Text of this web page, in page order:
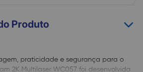
Produto
praticidade e segurança para o
2K Multilaser WC057 foi desenvolvida